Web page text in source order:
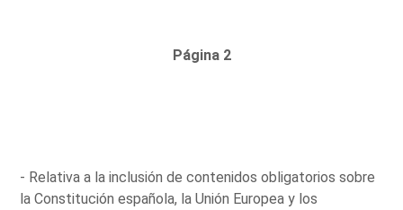
Página 2
- Relativa a la inclusión de contenidos obligatorios sobre
la Constitución española, la Unión Europea y los